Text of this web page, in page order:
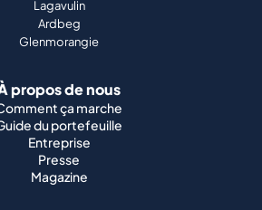
Lagavulin
Ardbeg
Glenmorangie
propos de nous
ça marche
du portefeuille
Entreprise
Presse
Magazine